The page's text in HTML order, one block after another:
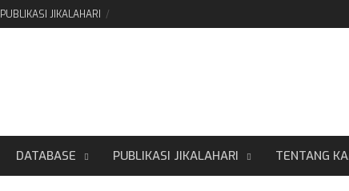
PUBLIKASI JIKALAHARI
DATABASE PUBLIKASI JIKALAHARI TENTANG